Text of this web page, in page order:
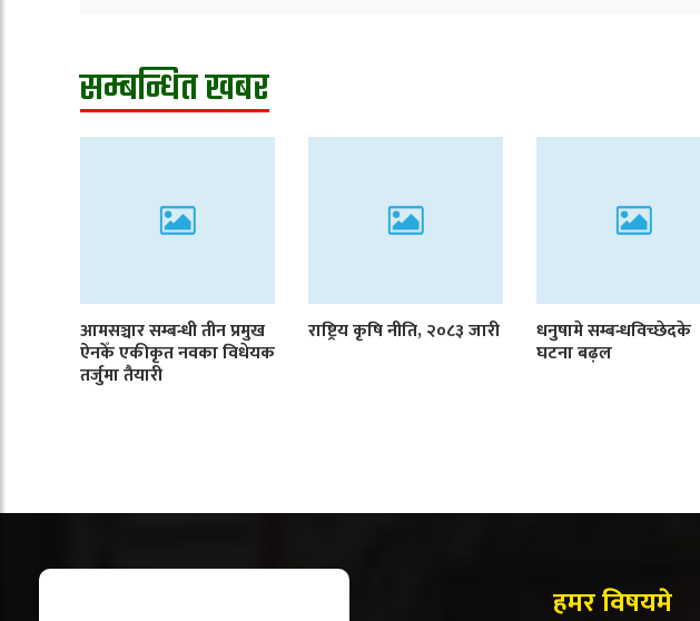
सम्बन्धित खबर
आमसञ्चार सम्बन्धी तीन प्रमुख
ऐनकेँ एकीकृत नवका विधेयक
तर्जुमा तैयारी
राष्ट्रिय कृषि नीति, २०८३ जारी धनुषामे सम्बन्धविच्छेदके
घटना बढ़ल
हमर विषयमे